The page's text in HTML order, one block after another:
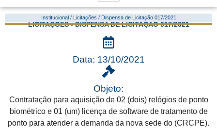
LICITAÇÕES - DISPENSA DE LICITAÇÃO 017/2021
Institucional / Licitações / Dispensa de Licitação 017/2021
Data: 13/10/2021
Objeto:
Contratação para aquisição de 02 (dois) relógios de ponto
biométrico e 01 (um) licença de software de tratamento de
ponto para atender a demanda da nova sede do (CRCPE).